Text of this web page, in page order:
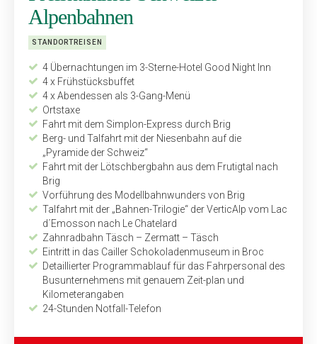
Alpenbahnen
STANDORTREISEN
4 Übernachtungen im 3-Sterne-Hotel Good Night Inn
4 x Frühstücksbuffet
4 x Abendessen als 3-Gang-Menü
Ortstaxe
Fahrt mit dem Simplon-Express durch Brig
Berg- und Talfahrt mit der Niesenbahn auf die
„Pyramide der Schweiz“
Fahrt mit der Lötschbergbahn aus dem Frutigtal nach
Brig
Vorführung des Modellbahnwunders von Brig
Talfahrt mit der „Bahnen-Trilogie“ der VerticAlp vom Lac
d´Emosson nach Le Chatelard
Zahnradbahn Täsch – Zermatt – Täsch
Eintritt in das Cailler Schokoladenmuseum in Broc
Detaillierter Programmablauf für das Fahrpersonal des
Busunternehmens mit genauem Zeit-plan und
Kilometerangaben
24-Stunden Notfall-Telefon